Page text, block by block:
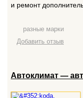
и ремонт
разные марки
Добавить отзыв
Автоклимат —